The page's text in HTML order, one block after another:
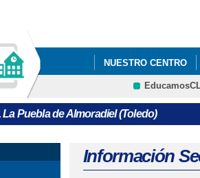
NUESTRO CENTRO
INFÓRMATE
ACTUACIÓN DE LA
BANCO DE LIBROS
CRFP
La Puebla de Almoradiel (Toledo)
usted aquí
Información